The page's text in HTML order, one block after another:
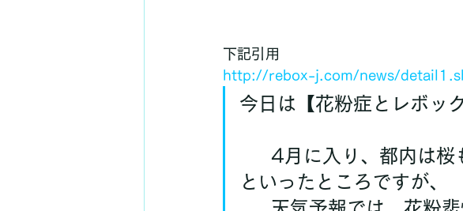
下記引用
http://rebox-j.com/news/
今日は【花粉症とレボッ
といったところですが、